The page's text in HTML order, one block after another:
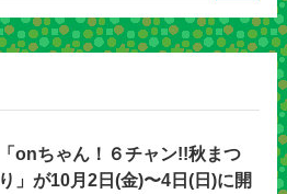
「onちゃん！６チャン!!秋まつ
り」が10月2日(金)〜4日(日)に開